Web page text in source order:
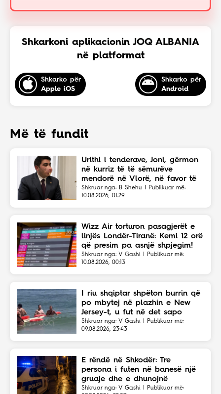
Shkarkoni aplikacionin JOQ ALBANIA
në platformat
Shkarko për
Apple iOS
Shkarko për
Android
Më të fundit
Urithi i tenderave, Joni, gërmon
në kurriz të të sëmurëve
mendorë në Vlorë, në favor të
Eriola Likajt të “Clean Fast”.
Shkruar nga: B Shehu | Publikuar më:
10.08.2026, 01:29
Wizz Air torturon pasagjerët e
linjës Londër-Tiranë: Kemi 12 orë
që presim pa asnjë shpjegim!
Shkruar nga: V Gashi | Publikuar më:
10.08.2026, 00:13
I riu shqiptar shpëton burrin që
po mbytej në plazhin e New
Jersey-t, u fut në det sapo
dëgjoi thirrjet për ndihmë
Shkruar nga: V Gashi | Publikuar më:
09.08.2026, 23:43
E rëndë në Shkodër: Tre
persona i futen në banesë një
gruaje dhe e dhunojnë
Shkruar nga: V Gashi | Publikuar më: